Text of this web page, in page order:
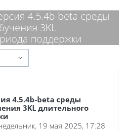
4.5.4b-beta среды
3KL
поддержки
4.5.4b-beta среды
3KL длительного
19 мая 2025, 17:28
0